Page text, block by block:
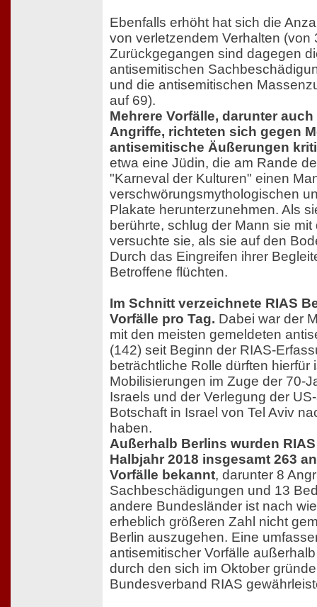
Ebenfalls erhöht hat sich die
von verletzendem Verhalten (von
Zurückgegangen sind dagegen
antisemitischen
und die antisemitischen
auf 69).
Mehrere Vorfälle, darunter
Angriffe, richteten sich gegen
antisemitische Äußerungen
etwa eine Jüdin, die am Rande
"Karneval der Kulturen" einen
verschwörungsmythologischen
Plakate herunterzunehmen. Als
berührte, schlug der Mann sie
versuchte sie, als sie auf den
Durch das Eingreifen ihrer
Betroffene flüchten.
Im Schnitt verzeichnete RIAS
Vorfälle pro Tag. Dabei war der
mit den meisten gemeldeten
(142) seit Beginn der RIAS-
beträchtliche Rolle dürften hierfür
Mobilisierungen im Zuge der 70-
Israels und der Verlegung der
Botschaft in Israel von Tel Aviv
haben.
Außerhalb Berlins wurden
Halbjahr 2018 insgesamt 263
Vorfälle bekannt, darunter 8
Sachbeschädigungen und 13
andere Bundesländer ist nach
erheblich größeren Zahl nicht
Berlin auszugehen. Eine
antisemitischer Vorfälle
durch den sich im Oktober
Bundesverband RIAS